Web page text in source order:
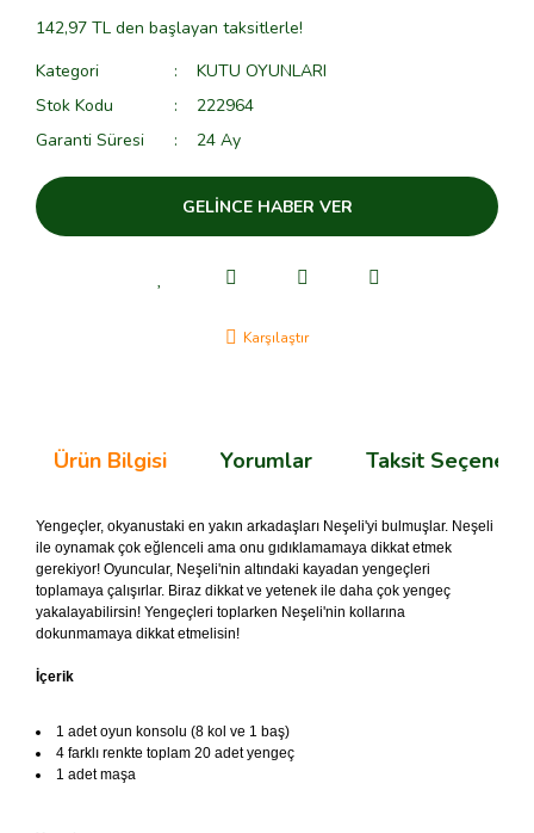
142,97 TL den başlayan taksitlerle!
Kategori
KUTU OYUNLARI
Stok Kodu
222964
Garanti Süresi
24 Ay
GELİNCE HABER VER
Karşılaştır
Ürün Bilgisi Yorumlar Taksit
Yengeçler, okyanustaki en yakın arkadaşları Neşeli'yi bulmuşlar. Neşeli
ile oynamak çok eğlenceli ama onu gıdıklamamaya dikkat etmek
gerekiyor! Oyuncular, Neşeli'nin altındaki kayadan yengeçleri
toplamaya çalışırlar. Biraz dikkat ve yetenek ile daha çok yengeç
yakalayabilirsin! Yengeçleri toplarken Neşeli'nin kollarına
dokunmamaya dikkat etmelisin!
İçerik
1 adet oyun konsolu (8 kol ve 1 baş)
4 farklı renkte toplam 20 adet yengeç
1 adet maşa